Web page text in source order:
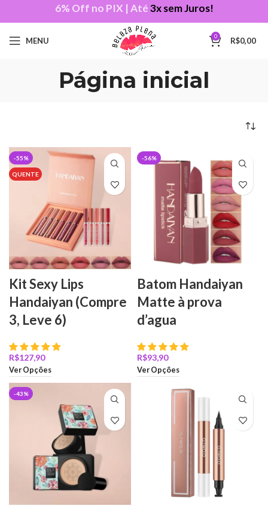
6% Off no PIX | Até3x sem Juros!
MENU 0 R$0,00
Página inicial
-55%
QUENTE
Kit Sexy Lips
Handaiyan (Compre
3, Leve 6)
R$
Ver Opções
-56%
Batom Handaiyan
Matte à prova
d’agua
R$
Ver Opções
-43%